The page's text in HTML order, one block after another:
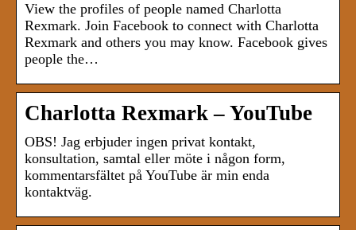
View the profiles of people named Charlotta
Rexmark. Join Facebook to connect with Charlotta
Rexmark and others you may know. Facebook gives
people the…
Charlotta Rexmark – YouTube
OBS! Jag erbjuder ingen privat kontakt,
konsultation, samtal eller möte i någon form,
kommentarsfältet på YouTube är min enda
kontaktväg.